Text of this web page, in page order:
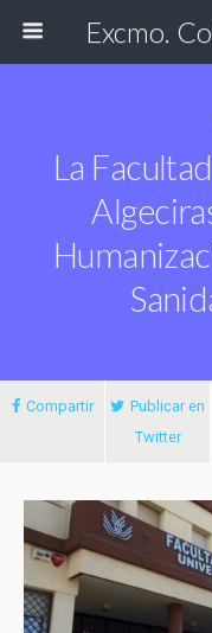
La
Compartir
Publicar en
Twitter